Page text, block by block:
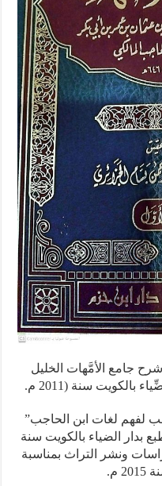
جامع الأمَّهات الخليل
بالكويت سنة (2011 م.
لفهم لغات ابن الحاجب”
بدار الضياء بالكويت سنة
ونشر التراث بمناسبة
م.